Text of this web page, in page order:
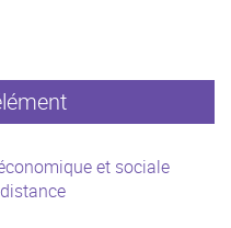
et sociale